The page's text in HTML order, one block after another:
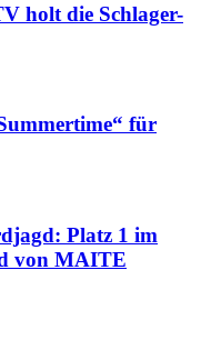
holt die Schlager-
für
Platz 1 im
von MAITE